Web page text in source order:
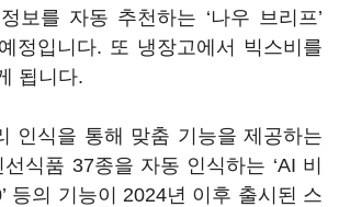
보를 자동 추천하는 ‘나우 브리프’
정입니다. 또 냉장고에서 빅스비를
됩니다.
인식을 통해 맞춤 기능을 제공하는
식품 37종을 자동 인식하는 ‘AI 비
등의 기능이 2024년 이후 출시된 스